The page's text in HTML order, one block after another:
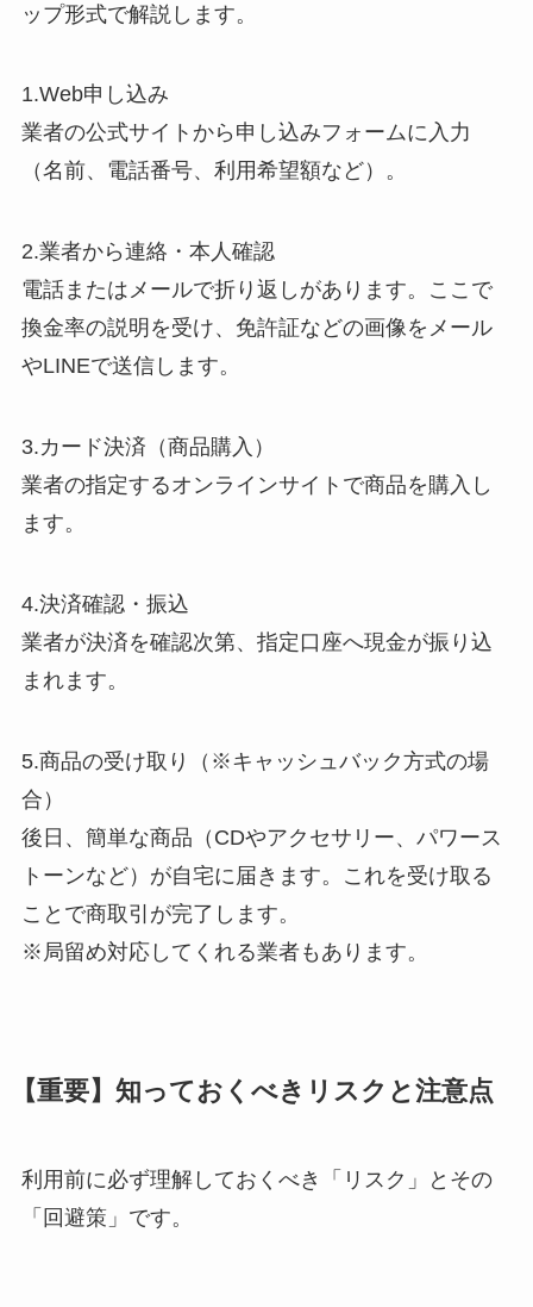
ップ形式で解説します。
1.Web申し込み
業者の公式サイトから申し込みフォームに入力
（名前、電話番号、利用希望額など）。
2.業者から連絡・本人確認
電話またはメールで折り返しがあります。ここで
換金率の説明を受け、免許証などの画像をメール
やLINEで送信します。
3.カード決済（商品購入）
業者の指定するオンラインサイトで商品を購入し
ます。
4.決済確認・振込
業者が決済を確認次第、指定口座へ現金が振り込
まれます。
5.商品の受け取り（※キャッシュバック方式の場
合）
後日、簡単な商品（CDやアクセサリー、パワース
トーンなど）が自宅に届きます。これを受け取る
ことで商取引が完了します。
※局留め対応してくれる業者もあります。
【重要】知っておくべきリスクと注意点
利用前に必ず理解しておくべき「リスク」とその
「回避策」です。